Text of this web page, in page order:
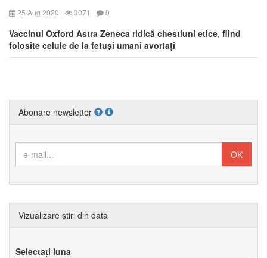
25 Aug 2020 3071 0
Vaccinul Oxford Astra Zeneca ridică chestiuni etice, fiind
folosite celule de la fetuși umani avortați
Abonare newsletter
Vizualizare știri din data
Selectați luna